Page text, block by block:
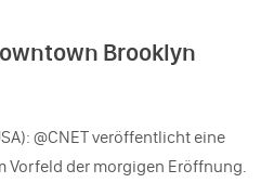
Brooklyn
@CNET veröffentlicht eine
Vorfeld der morgigen Eröffnung.